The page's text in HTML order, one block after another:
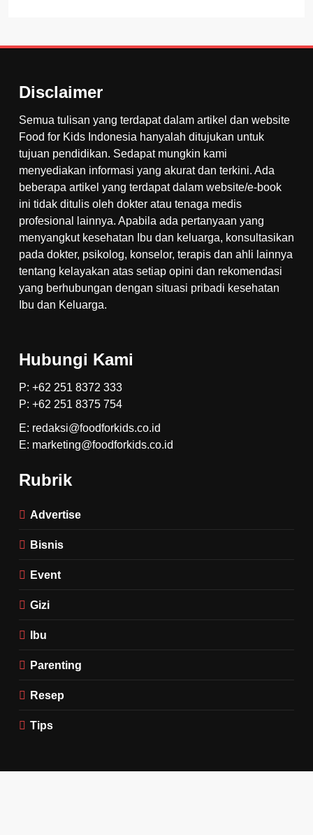
Disclaimer
Semua tulisan yang terdapat dalam artikel dan website
Food for Kids Indonesia hanyalah ditujukan untuk
tujuan pendidikan. Sedapat mungkin kami
menyediakan informasi yang akurat dan terkini. Ada
beberapa artikel yang terdapat dalam website/e-book
ini tidak ditulis oleh dokter atau tenaga medis
profesional lainnya. Apabila ada pertanyaan yang
menyangkut kesehatan Ibu dan keluarga, konsultasikan
pada dokter, psikolog, konselor, terapis dan ahli lainnya
tentang kelayakan atas setiap opini dan rekomendasi
yang berhubungan dengan situasi pribadi kesehatan
Ibu dan Keluarga.
Hubungi Kami
P: +62 251 8372 333
P: +62 251 8375 754
E: redaksi@foodforkids.co.id
E: marketing@foodforkids.co.id
Rubrik
Advertise
Bisnis
Event
Gizi
Ibu
Parenting
Resep
Tips